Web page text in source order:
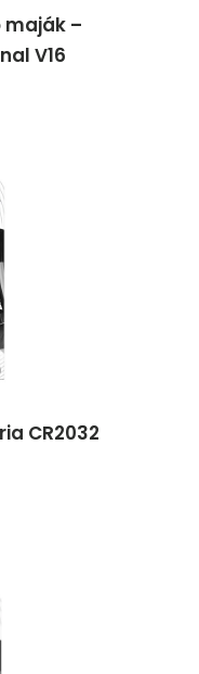
maják –
V16
CR2032